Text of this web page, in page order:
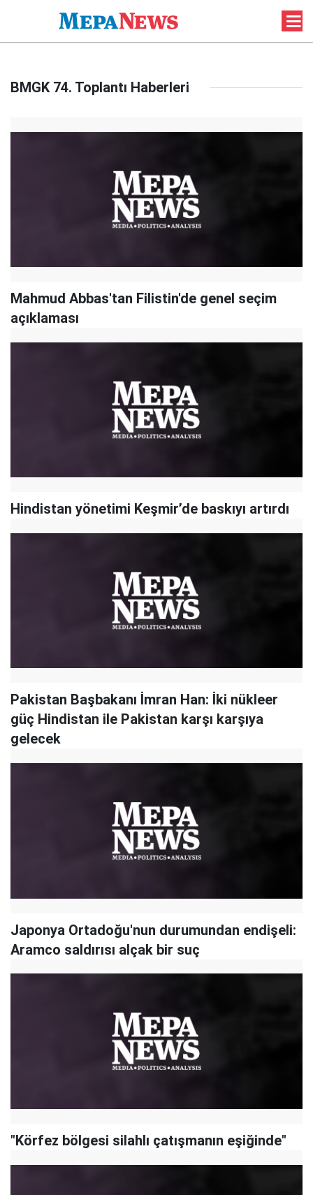
BMGK 74. Toplantı Haberleri
Mahmud Abbas'tan Filistin'de genel seçim
açıklaması
Hindistan yönetimi Keşmir’de baskıyı artırdı
Pakistan Başbakanı İmran Han: İki nükleer
güç Hindistan ile Pakistan karşı karşıya
gelecek
Japonya Ortadoğu'nun durumundan endişeli:
Aramco saldırısı alçak bir suç
"Körfez bölgesi silahlı çatışmanın eşiğinde"